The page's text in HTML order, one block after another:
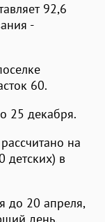
92,6
-
60.
25 декабря.
на
детских) в
до 20 апреля,